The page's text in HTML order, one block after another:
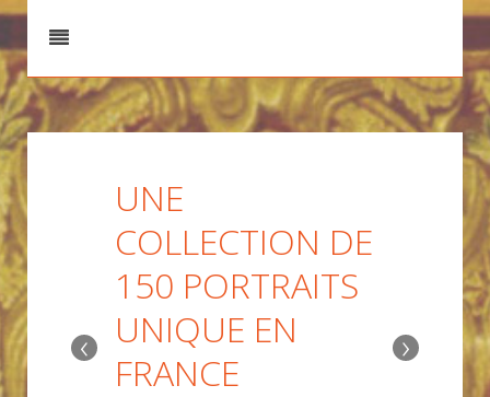
UNE
COLLECTION DE
150 PORTRAITS
UNIQUE EN
FRANCE
›
‹